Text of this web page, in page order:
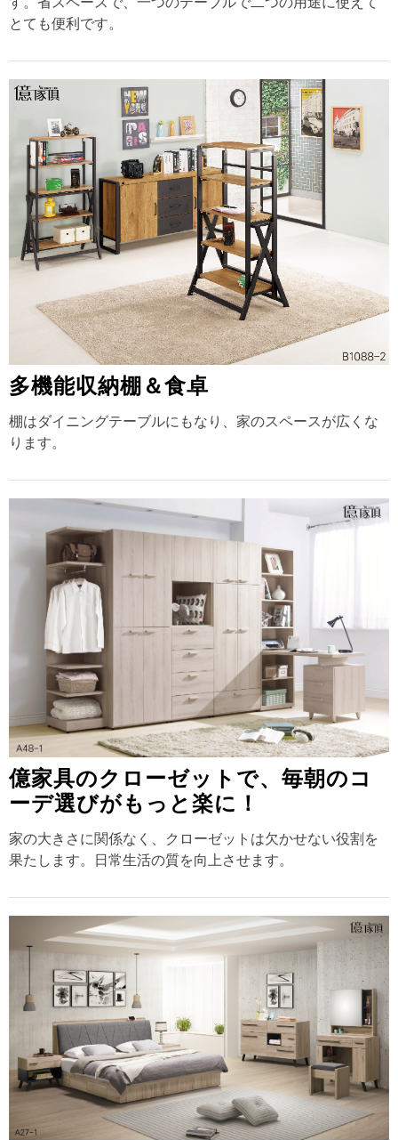
とても便利です。
多機能収納棚＆食卓
棚はダイニングテーブルにもなり、家のスペースが広くな
ります。
億家具のクローゼットで、毎朝のコ
ーデ選びがもっと楽に！
家の大きさに関係なく、クローゼットは欠かせない役割を
果たします。日常生活の質を向上させます。